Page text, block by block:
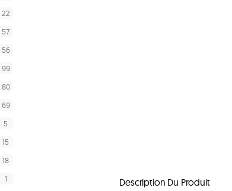
22
57
56
99
80
69
5
15
18
1 Description Du Produit